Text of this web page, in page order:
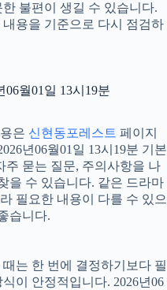
불편이 생길 수 있습니다.
용을 기준으로 다시 점검하
월01일 13시19분
은 신현동포레스트 페이지
년06월01일 13시19분 기본
주 묻는 질문, 주의사항을 나
을 수 있습니다. 같은 드라마
필요한 내용이 다를 수 있으
습니다.
는 한 번에 결정하기보다 필
이 안정적입니다. 2026년06